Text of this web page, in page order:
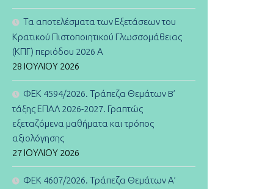
Τα αποτελέσματα των Εξετάσεων του
Κρατικού Πιστοποιητικού Γλωσσομάθειας
(ΚΠΓ) περιόδου 2026 Α
28 ΙΟΥΛΊΟΥ 2026
ΦΕΚ 4594/2026. Τράπεζα Θεμάτων B’
τάξης ΕΠΑΛ 2026-2027. Γραπτώς
εξεταζόμενα μαθήματα και τρόπος
αξιολόγησης
27 ΙΟΥΛΊΟΥ 2026
ΦΕΚ 4607/2026. Τράπεζα Θεμάτων Α’